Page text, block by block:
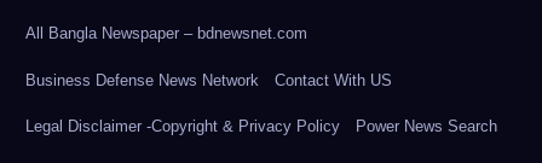
All Bangla Newspaper – bdnewsnet.com
Business Defense News Network Contact With US
Legal Disclaimer -Copyright & Privacy Policy Power News Search